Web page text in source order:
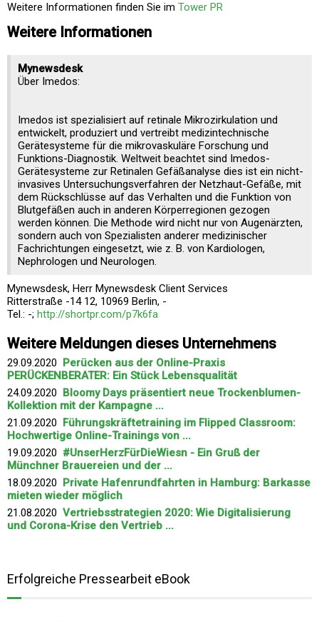
Weitere Informationen finden Sie im Tower PR
Weitere Informationen
Mynewsdesk
Über Imedos:
Imedos ist spezialisiert auf retinale Mikrozirkulation und
entwickelt, produziert und vertreibt medizintechnische
Gerätesysteme für die mikrovaskuläre Forschung und
Funktions-Diagnostik. Weltweit beachtet sind Imedos-
Gerätesysteme zur Retinalen Gefäßanalyse dies ist ein nicht-
invasives Untersuchungsverfahren der Netzhaut-Gefäße, mit
dem Rückschlüsse auf das Verhalten und die Funktion von
Blutgefäßen auch in anderen Körperregionen gezogen
werden können. Die Methode wird nicht nur von Augenärzten,
sondern auch von Spezialisten anderer medizinischer
Fachrichtungen eingesetzt, wie z. B. von Kardiologen,
Nephrologen und Neurologen.
Mynewsdesk, Herr Mynewsdesk Client Services
Ritterstraße -14 12, 10969 Berlin, -
Tel.: -; http://shortpr.com/p7k6fa
Weitere Meldungen dieses Unternehmens
29.09.2020 Perücken aus der Online-Praxis
PERÜCKENBERATER: Ein Stück Lebensqualität
24.09.2020 Bloomy Days präsentiert neue Trockenblumen-
Kollektion mit der Kampagne ...
21.09.2020 Führungskräftetraining im Flipped Classroom:
Hochwertige Online-Trainings von ...
19.09.2020 #UnserHerzFürDieWiesn - Ein Gruß der
Münchner Brauereien und der ...
18.09.2020 Private Hafenrundfahrten in Hamburg: Barkasse
mieten wieder möglich
21.08.2020 Vertriebsstrategien 2020: Wie Digitalisierung
und Corona-Krise den Vertrieb ...
Erfolgreiche Pressearbeit eBook